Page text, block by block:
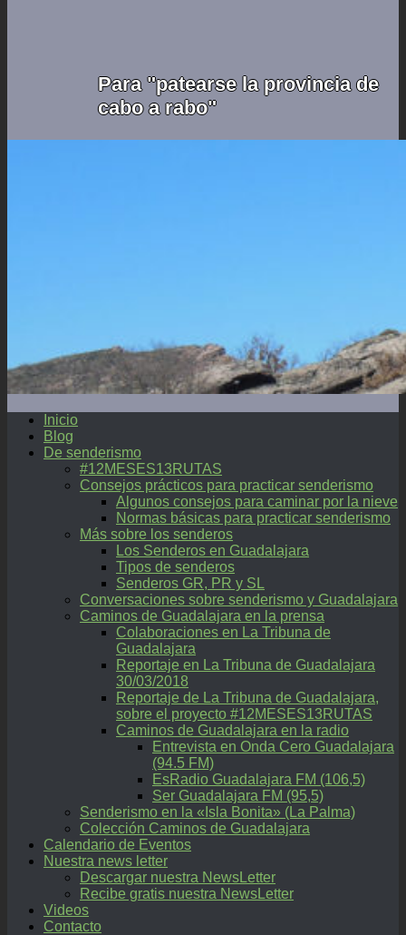
Para "patearse la provincia de
cabo a rabo"
Inicio
Blog
De senderismo
#12MESES13RUTAS
Consejos prácticos para practicar senderismo
Algunos consejos para caminar por la nieve
Normas básicas para practicar senderismo
Más sobre los senderos
Los Senderos en Guadalajara
Tipos de senderos
Senderos GR, PR y SL
Conversaciones sobre senderismo y Guadalajara
Caminos de Guadalajara en la prensa
Colaboraciones en La Tribuna de
Guadalajara
Reportaje en La Tribuna de Guadalajara
30/03/2018
Reportaje de La Tribuna de Guadalajara,
sobre el proyecto #12MESES13RUTAS
Caminos de Guadalajara en la radio
Entrevista en Onda Cero Guadalajara
(94.5 FM)
EsRadio Guadalajara FM (106,5)
Ser Guadalajara FM (95,5)
Senderismo en la «Isla Bonita» (La Palma)
Colección Caminos de Guadalajara
Calendario de Eventos
Nuestra news letter
Descargar nuestra NewsLetter
Recibe gratis nuestra NewsLetter
Videos
Contacto